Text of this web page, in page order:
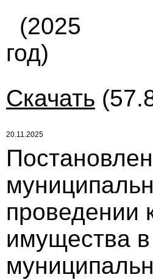
(2025
год)
Скачать
20.11.2025
проведении
имущества